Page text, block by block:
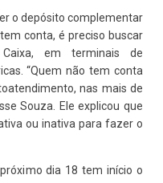
o depósito complementar
conta, é preciso buscar
em terminais de
“Quem não tem conta
nas mais de
Souza. Ele explicou que
ou inativa para fazer o
dia 18 tem início o